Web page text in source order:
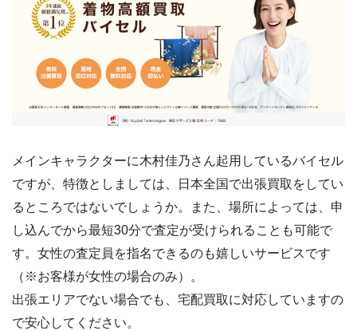
メインキャラクターに木村佳乃さん起用しているバイセル
ですが、特徴としましては、日本全国で出張買取をしてい
るところではないでしょうか。また、場所によっては、申
し込んでから最短30分で査定が受けられることも可能で
す。女性の査定員を指名できるのも嬉しいサービスです
（※お客様が女性の場合のみ）。
出張エリアでない場合でも、宅配買取に対応していますの
で安心してください。